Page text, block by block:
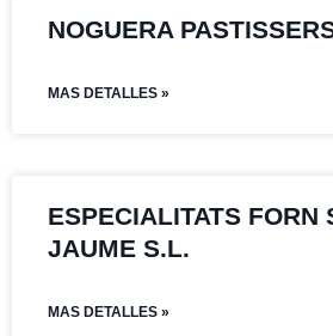
NOGUERA
MAS DETALLES »
ESPECIALITATS FORN
JAUME S.L.
MAS DETALLES »